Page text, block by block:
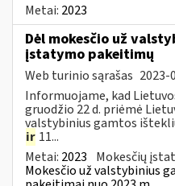
Metai: 2023
Dėl mokesčio už
įstatymo pakeitimų
Web turinio sąrašas 2023-
Informuojame, kad
gruodžio 22 d. priėmė
valstybinius gamtos
ir 11...
Metai: 2023 Mokesčių
Mokesčio už valstybinius